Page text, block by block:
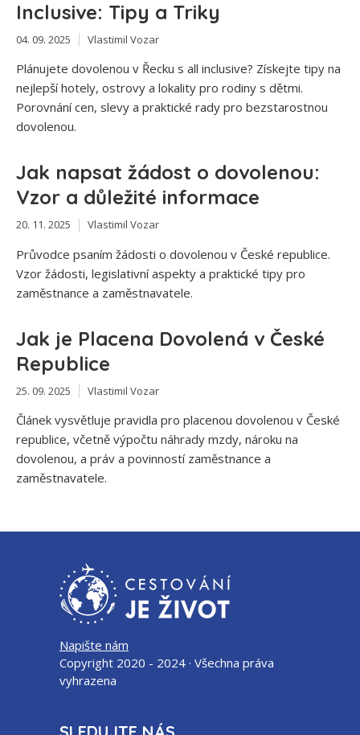
Inclusive: Tipy a Triky
04. 09. 2025 Vlastimil Vozar
Plánujete dovolenou v Řecku s all inclusive? Získejte tipy na
nejlepší hotely, ostrovy a lokality pro rodiny s dětmi.
Porovnání cen, slevy a praktické rady pro bezstarostnou
dovolenou.
Jak napsat žádost o dovolenou:
Vzor a důležité informace
20. 11. 2025 Vlastimil Vozar
Průvodce psaním žádosti o dovolenou v České republice.
Vzor žádosti, legislativní aspekty a praktické tipy pro
zaměstnance a zaměstnavatele.
Jak je Placena Dovolená v České
Republice
25. 09. 2025 Vlastimil Vozar
Článek vysvětluje pravidla pro placenou dovolenou v České
republice, včetně výpočtu náhrady mzdy, nároku na
dovolenou, a práv a povinností zaměstnance a
zaměstnavatele.
Napište nám
Copyright 2020 - 2024 · Všechna práva
vyhrazena